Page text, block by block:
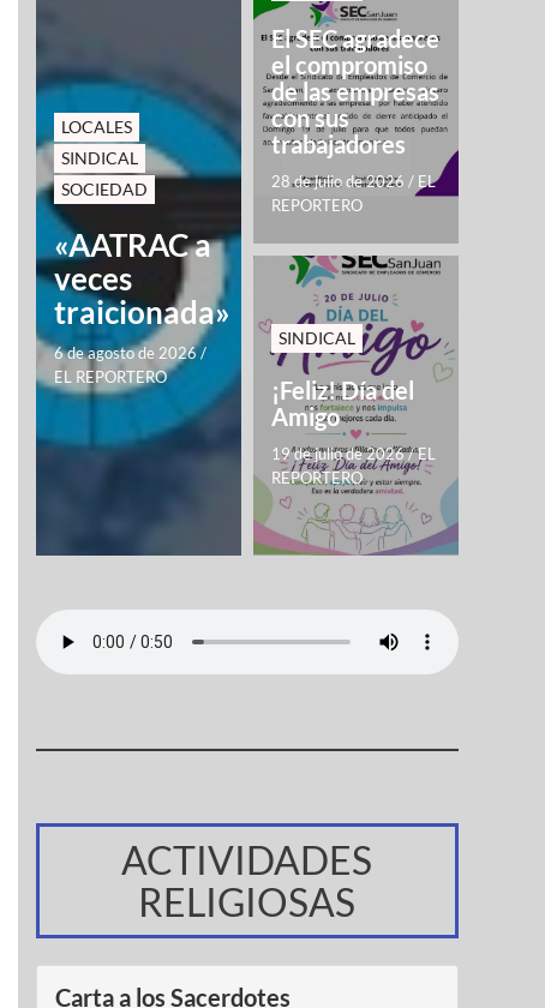
LOCALES
SINDICAL
SOCIEDAD
«AATRAC a
veces
traicionada»
6 de agosto de 2026/
EL REPORTERO
El SEC agradece
el compromiso
de las empresas
con sus
trabajadores
28 de julio de 2026 / EL
REPORTERO
SINDICAL
¡Feliz! Día del
Amigo
19 de julio de 2026/EL
REPORTERO
ACTIVIDADES
RELIGIOSAS
Carta a los Sacerdotes